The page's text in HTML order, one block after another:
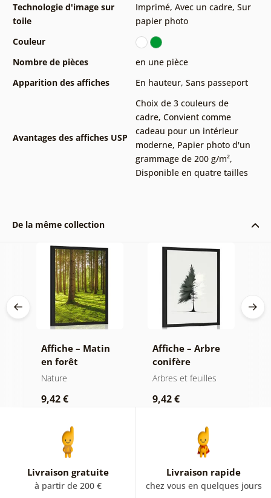
Technologie d'image sur
toile
Imprimé, Avec un cadre, Sur
papier photo
Couleur
Nombre de pièces
en une pièce
Apparition des affiches
En hauteur, Sans passeport
Avantages des affiches USP
Choix de 3 couleurs de
cadre, Convient comme
cadeau pour un intérieur
moderne, Papier photo d'un
grammage de 200 g/m²,
Disponible en quatre tailles
De la même collection
Affiche – Matin
en forêt
Nature
9,42 €
Affiche – Arbre
conifère
minimaliste
Arbres et feuilles
9,42 €
Livraison gratuite
à partir de 200 €
Livraison rapide
chez vous en quelques jours